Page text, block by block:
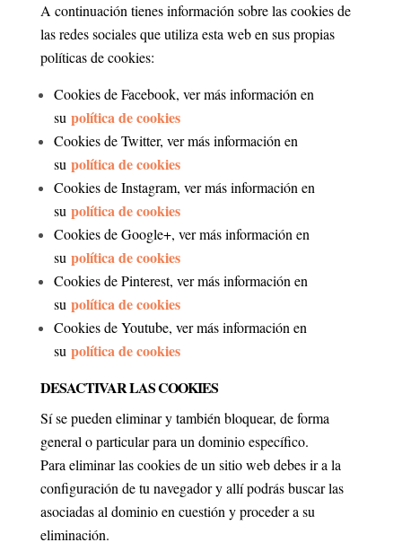
A continuación tienes información sobre las cookies de
las redes sociales que utiliza esta web en sus propias
políticas de cookies:
Cookies de Facebook, ver más información en
su política de cookies
Cookies de Twitter, ver más información en
su política de cookies
Cookies de Instagram, ver más información en
su política de cookies
Cookies de Google+, ver más información en
su política de cookies
Cookies de Pinterest, ver más información en
su política de cookies
Cookies de Youtube, ver más información en
su política de cookies
DESACTIVAR LAS COOKIES
Sí se pueden eliminar y también bloquear, de forma
general o particular para un dominio específico.
Para eliminar las cookies de un sitio web debes ir a la
configuración de tu navegador y allí podrás buscar las
asociadas al dominio en cuestión y proceder a su
eliminación.